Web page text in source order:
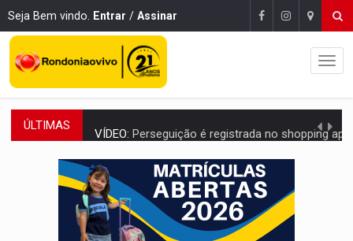
Seja Bem vindo. Entrar / Assinar
ÚLTIMAS VÍDEO: Perseguição é registrada no shopping após colombiana furtar
LUDOPATIA:Apostas online começam a afetar produtividade e rotina
REFLORESTAMENTO: Plantar árvores não será mais suficiente para
OVNIS NA LUA:Cientistas alertam para possível base secreta no satélite